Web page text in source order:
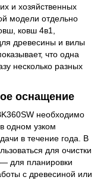
и хозяйственных
модели отдельно
ковш 4в1,
древесины и вилы
что одна
несколько разных
оснащение
необходимо
одном узком
в течение года. В
для очистки
для планировки
с древесиной или